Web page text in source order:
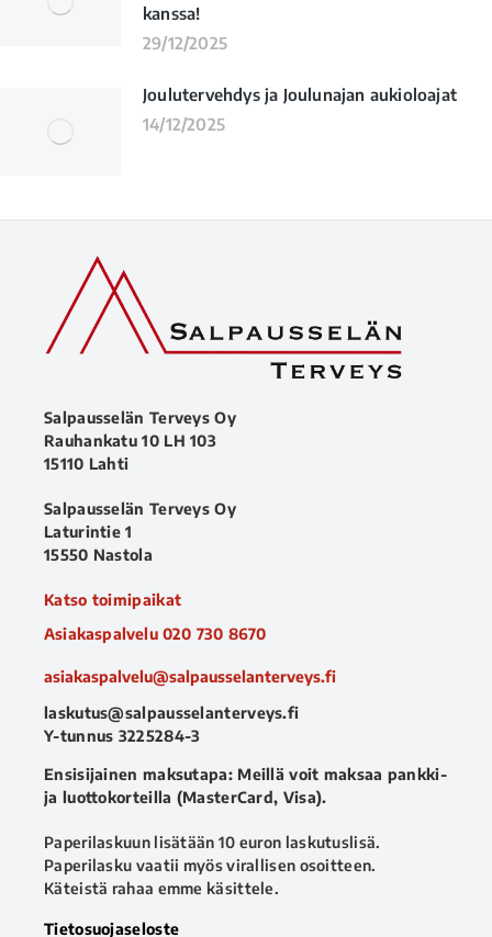
kanssa!
29/12/2025
Joulutervehdys ja Joulunajan aukioloajat
14/12/2025
Salpausselän Terveys Oy
Rauhankatu 10 LH 103
15110 Lahti
Salpausselän Terveys Oy
Laturintie 1
15550 Nastola
Katso toimipaikat
Asiakaspalvelu 020 730 8670
asiakaspalvelu@salpausselanterveys.fi
laskutus@salpausselanterveys.fi
Y-tunnus 3225284-3
Ensisijainen maksutapa: Meillä voit maksaa pankki-
ja luottokorteilla (MasterCard, Visa).
Paperilaskuun lisätään 10 euron laskutuslisä.
Paperilasku vaatii myös virallisen osoitteen.
Käteistä rahaa emme käsittele.
Tietosuojaseloste